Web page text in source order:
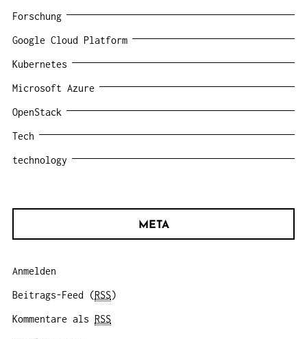
Forschung
Google Cloud Platform
Kubernetes
Microsoft Azure
OpenStack
Tech
technology
META
Anmelden
Beitrags-Feed (RSS)
Kommentare als RSS